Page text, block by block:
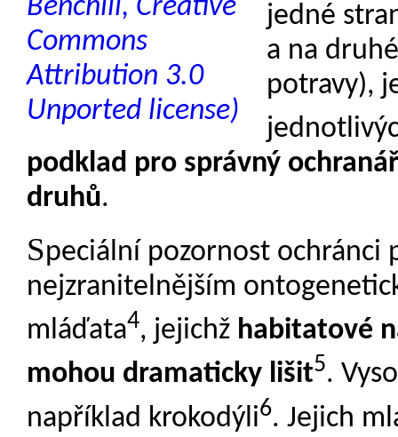
jedné
a na
potravy),
podklad pro správný
druhů.
Speciální pozornost ochránci
nejzranitelnějším
mláďata4, jejichž habitatové
mohou dramaticky lišit5.
například krokodýli6. Jejich